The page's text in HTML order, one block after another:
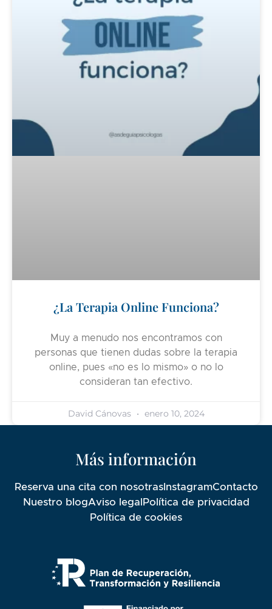
¿La Terapia Online Funciona?
Muy a menudo nos encontramos con
personas que tienen dudas sobre la terapia
online, pues «no es lo mismo» o no lo
consideran tan efectivo.
David Cánovas enero 10, 2024
Más información
Reserva una cita con nosotrasInstagramContacto
Nuestro blogAviso legal Política de privacidad
Política de cookies